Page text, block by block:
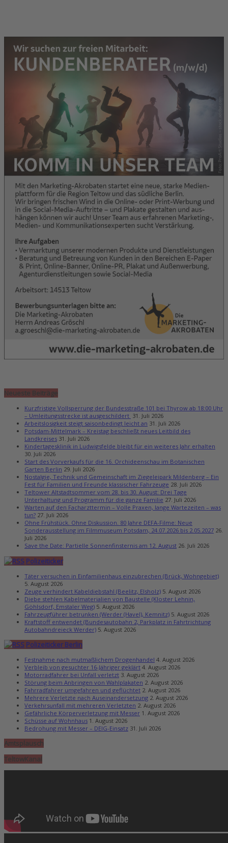
Neueste Beiträge
Kurzfristige Vollsperrung der Bundesstraße 101 bei Thyrow ab 18:00 Uhr
– Umleitungsstrecke ist ausgeschildert 31. Juli 2026
Arbeitslosigkeit steigt saisonbedingt leicht an 31. Juli 2026
Potsdam-Mittelmark – Kreistag beschließt neues Leitbild des
Landkreises 31. Juli 2026
Kindertagesklinik in Ludwigsfelde bleibt für ein weiteres Jahr erhalten
30. Juli 2026
Start des Vorverkaufs für die 16. Orchideenschau im Botanischen
Garten Berlin 29. Juli 2026
Nostalgie, Technik und Gemeinschaft im Ziegeleipark Mildenberg – Ein
Fest für Familien und Freunde klassischer Fahrzeuge 28. Juli 2026
Teltower Altstadtsommer vom 28. bis 30. August: Drei Tage
Unterhaltung und Programm für die ganze Familie 27. Juli 2026
Warten auf den Facharzttermin – Volle Praxen, lange Wartezeiten – was
tun? 27. Juli 2026
Ohne Frühstück. Ohne Diskussion. 80 Jahre DEFA-Filme: Neue
Sonderausstellung im Filmmuseum Potsdam, 24.07.2026 bis 2.05.2027 26.
Juli 2026
Save the Date: Partielle Sonnenfinsternis am 12. August 26. Juli 2026
Polizeiticker
Täter versuchen in Einfamilienhaus einzubrechen (Brück, Wohngebiet)
5. August 2026
Zeuge verhindert Kabeldiebstahl (Beelitz, Elsholz) 5. August 2026
Diebe stehlen Kabelmaterialien von Baustelle (Kloster Lehnin,
Göhlsdorf, Emstaler Weg) 5. August 2026
Fahrzeugführer betrunken (Werder (Havel), Kemnitz) 5. August 2026
Kraftstoff entwendet (Bundesautobahn 2, Parkplatz in Fahrtrichtung
Autobahndreieck Werder) 5. August 2026
Polizeiticker Berlin
Festnahme nach mutmaßlichem Drogenhandel 4. August 2026
Verbleib von gesuchter 16-Jähriger geklärt 4. August 2026
Motorradfahrer bei Unfall verletzt 3. August 2026
Störung beim Anbringen von Wahlplakaten 2. August 2026
Fahrradfahrer umgefahren und geflüchtet 2. August 2026
Mehrere Verletzte nach Auseinandersetzung 2. August 2026
Verkehrsunfall mit mehreren Verletzten 2. August 2026
Gefährliche Körperverletzung mit Messer 1. August 2026
Schüsse auf Wohnhaus 1. August 2026
Bedrohung mit Messer – DEIG-Einsatz 31. Juli 2026
Amtsplausch
TeltowKanal